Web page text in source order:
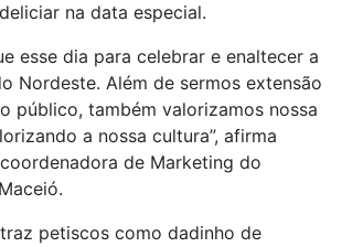
na data especial.
esse dia para celebrar e enaltecer a
Nordeste. Além de sermos extensão
público, também valorizamos nossa
a nossa cultura”, afirma
de Marketing do
petiscos como dadinho de